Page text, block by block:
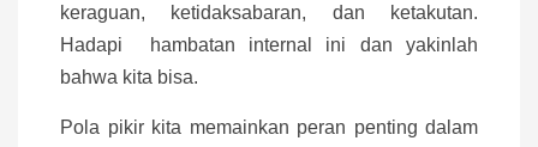
keraguan, ketidaksabaran, dan ketakutan.
Hadapi hambatan internal ini dan yakinlah
bahwa kita bisa.
Pola pikir kita memainkan peran penting dalam